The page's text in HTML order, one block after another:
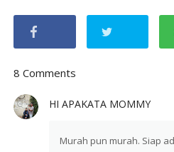
8 Comments
HI APAKATA MOMMY
Murah pun murah. Siap